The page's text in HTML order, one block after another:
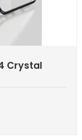
Crystal